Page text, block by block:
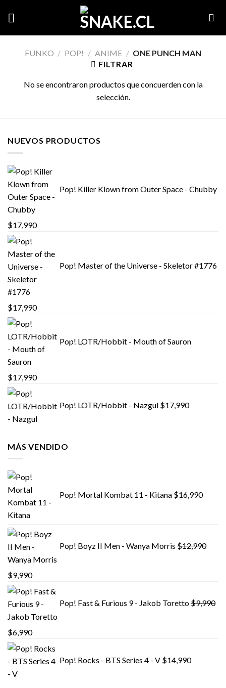
FUNKO / POP! / ANIME / ONE PUNCH MAN
FILTRAR
No se encontraron productos que concuerden con la
selección.
NUEVOS PRODUCTOS
Pop! Killer Klown from Outer Space - Chubby
$17,990
Pop! Master of the Universe - Skeletor #1776
$17,990
Pop! LOTR/Hobbit - Mouth of Sauron
$17,990
Pop! LOTR/Hobbit - Nazgul $17,990
MÁS VENDIDO
Pop! Mortal Kombat 11 - Kitana $16,990
Pop! Boyz II Men - Wanya Morris $12,990
El
precio
original
era:
$9,990El
precio
actual
es:
Pop! Fast & Furious 9 - Jakob Toretto$9,990
El
precio
original
era:
$6,990El
precio
actual
Pop! Rocks - BTS Series 4 - V $14,990